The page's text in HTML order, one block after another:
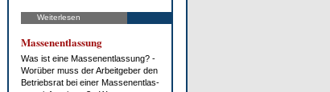
Weiterlesen
Mas­sen­ent­las­sung
Was ist ei­ne Mas­sen­ent­las­sung? -
Wor­über muss der Ar­beit­ge­ber den
Be­triebs­rat bei ei­ner Mas­sen­ent­las­